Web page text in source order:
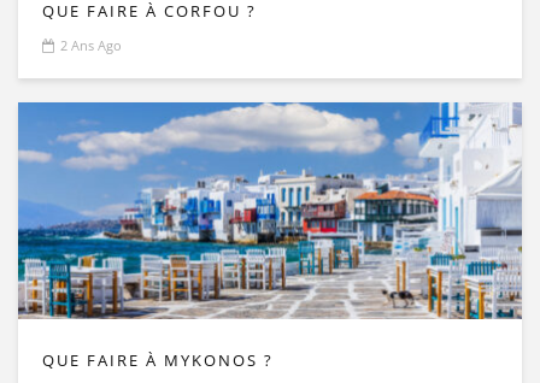
QUE FAIRE À CORFOU ?
2 Ans Ago
QUE FAIRE À MYKONOS ?